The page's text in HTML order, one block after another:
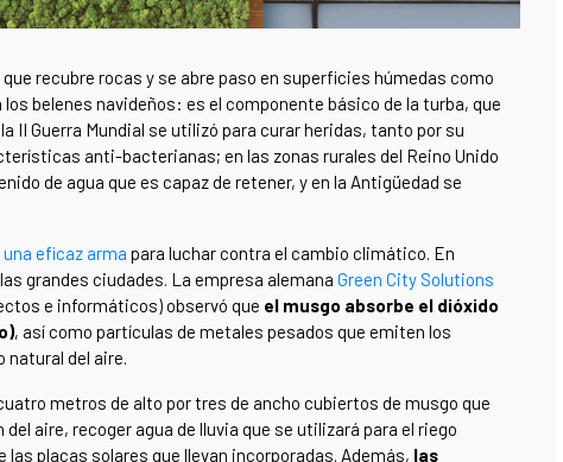
recubre rocas y se abre paso en superficies húmedas como
belenes navideños: es el componente básico de la turba, que
II Guerra Mundial se utilizó para curar heridas, tanto por su
anti-bacterianas; en las zonas rurales del Reino Unido
de agua que es capaz de retener, y en la Antigüedad se
una eficaz arma para luchar contra el cambio climático. En
grandes ciudades. La empresa alemana Green City Solutions
e informáticos) observó que el musgo absorbe el dióxido
, así como partículas de metales pesados que emiten los
natural del aire.
metros de alto por tres de ancho cubiertos de musgo que
aire, recoger agua de lluvia que se utilizará para el riego
placas solares que llevan incorporadas. Además, las